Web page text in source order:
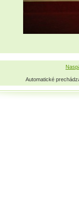
Automatické